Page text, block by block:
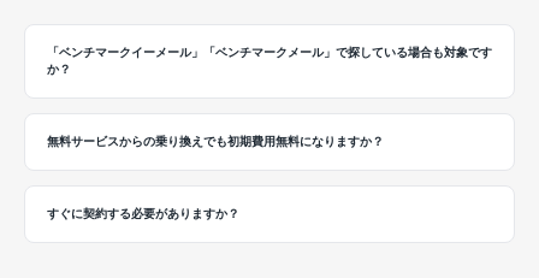
「ベンチマークイーメール」「ベンチマークメール」で探している場合も対象です
か？
無料サービスからの乗り換えでも初期費用無料になりますか？
すぐに契約する必要がありますか？